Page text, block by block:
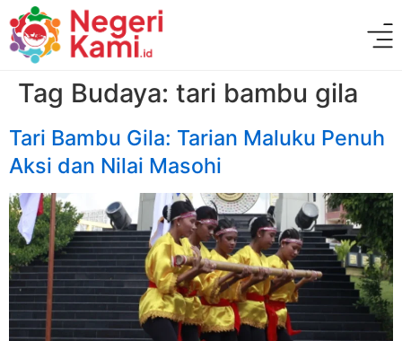
Tag Budaya: tari bambu gila
Tari Bambu Gila: Tarian Maluku Penuh
Aksi dan Nilai Masohi